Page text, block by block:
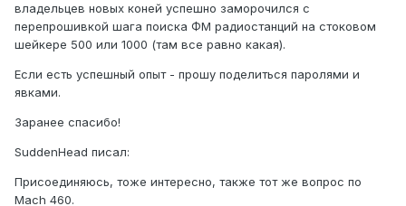
владельцев новых коней успешно заморочился с
перепрошивкой шага поиска ФМ радиостанций на стоковом
шейкере 500 или 1000 (там все равно какая).
Если есть успешный опыт - прошу поделиться паролями и
явками.
Заранее спасибо!
SuddenHead писал:
Присоединяюсь, тоже интересно, также тот же вопрос по
Mach 460.